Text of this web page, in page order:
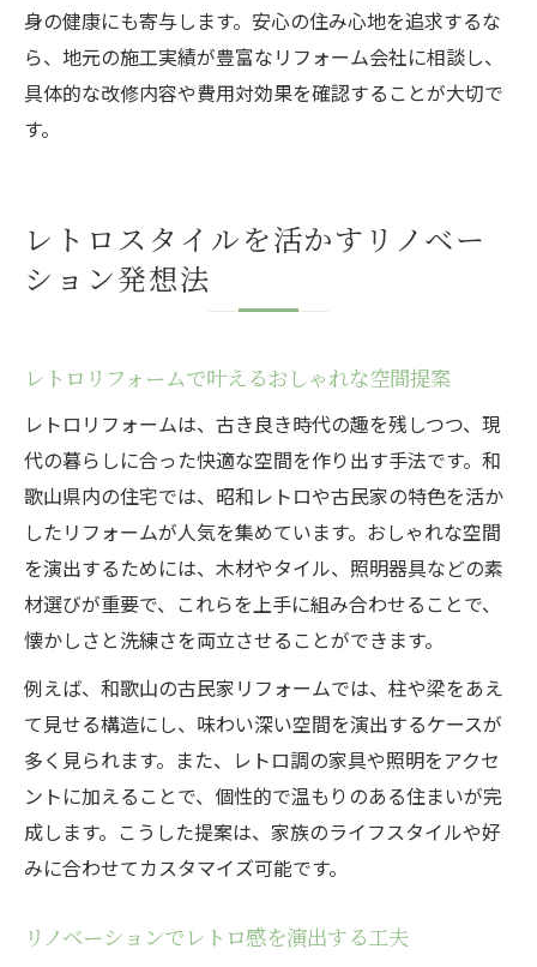
身の健康にも寄与します。安心の住み心地を追求するな
ら、地元の施工実績が豊富なリフォーム会社に相談し、
具体的な改修内容や費用対効果を確認することが大切で
す。
レトロスタイルを活かすリノベー
ション発想法
レトロリフォームで叶えるおしゃれな空間提案
レトロリフォームは、古き良き時代の趣を残しつつ、現
代の暮らしに合った快適な空間を作り出す手法です。和
歌山県内の住宅では、昭和レトロや古民家の特色を活か
したリフォームが人気を集めています。おしゃれな空間
を演出するためには、木材やタイル、照明器具などの素
材選びが重要で、これらを上手に組み合わせることで、
懐かしさと洗練さを両立させることができます。
例えば、和歌山の古民家リフォームでは、柱や梁をあえ
て見せる構造にし、味わい深い空間を演出するケースが
多く見られます。また、レトロ調の家具や照明をアクセ
ントに加えることで、個性的で温もりのある住まいが完
成します。こうした提案は、家族のライフスタイルや好
みに合わせてカスタマイズ可能です。
リノベーションでレトロ感を演出する工夫